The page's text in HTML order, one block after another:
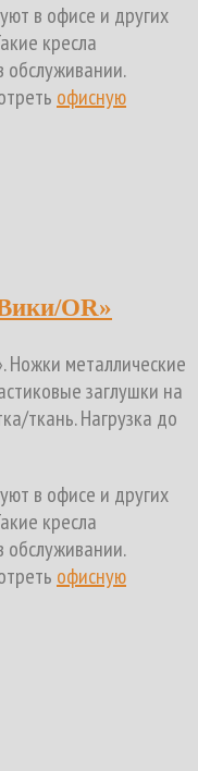
в офисе и других
кресла
обслуживании.
офисную
OR»
Ножки металлические
заглушки на
ткань. Нагрузка до
в офисе и других
кресла
обслуживании.
офисную